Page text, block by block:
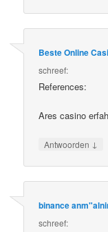
Beste Online
schreef:
References:
Ares casino
Antwoorden ↓
binance
schreef: